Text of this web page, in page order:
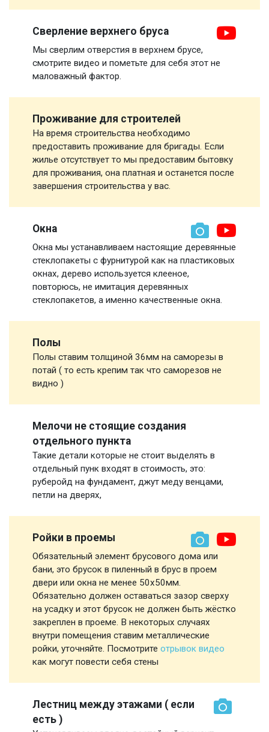
Сверление верхнего бруса
Мы сверлим отверстия в верхнем брусе,
смотрите видео и пометьте для себя этот не
маловажный фактор.
Проживание для строителей
На время строительства необходимо
предоставить проживание для бригады. Если
жилье отсутствует то мы предоставим бытовку
для проживания, она платная и останется после
завершения строительства у вас.
Окна
Окна мы устанавливаем настоящие деревянные
стеклопакеты с фурнитурой как на пластиковых
окнах, дерево используется клееное,
повторюсь, не имитация деревянных
стеклопакетов, а именно качественные окна.
Полы
Полы ставим толщиной 36мм на саморезы в
потай ( то есть крепим так что саморезов не
видно )
Мелочи не стоящие создания
отдельного пункта
Такие детали которые не стоит выделять в
отдельный пунк входят в стоимость, это:
руберойд на фундамент, джут меду венцами,
петли на дверях,
Ройки в проемы
Обязательный элемент брусового дома или
бани, это брусок в пиленный в брус в проем
двери или окна не менее 50х50мм.
Обязательно должен оставаться зазор сверху
на усадку и этот брусок не должен быть жёстко
закреплен в проеме. В некоторых случаях
внутри помещения ставим металлические
ройки, уточняйте. Посмотрите отрывок видео
как могут повести себя стены
Лестниц между этажами ( если
есть )